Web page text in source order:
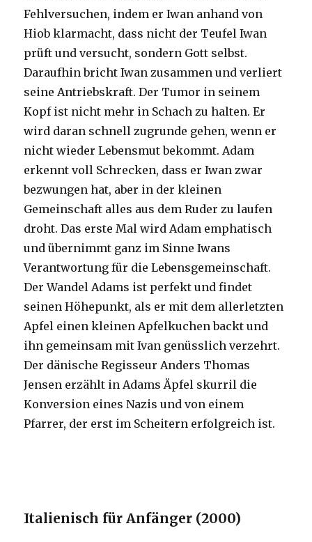
Fehlversuchen, indem er Iwan anhand von
Hiob klarmacht, dass nicht der Teufel Iwan
prüft und versucht, sondern Gott selbst.
Daraufhin bricht Iwan zusammen und verliert
seine Antriebskraft. Der Tumor in seinem
Kopf ist nicht mehr in Schach zu halten. Er
wird daran schnell zugrunde gehen, wenn er
nicht wieder Lebensmut bekommt. Adam
erkennt voll Schrecken, dass er Iwan zwar
bezwungen hat, aber in der kleinen
Gemeinschaft alles aus dem Ruder zu laufen
droht. Das erste Mal wird Adam emphatisch
und übernimmt ganz im Sinne Iwans
Verantwortung für die Lebensgemeinschaft.
Der Wandel Adams ist perfekt und findet
seinen Höhepunkt, als er mit dem allerletzten
Apfel einen kleinen Apfelkuchen backt und
ihn gemeinsam mit Ivan genüsslich verzehrt.
Der dänische Regisseur Anders Thomas
Jensen erzählt in Adams Äpfel skurril die
Konversion eines Nazis und von einem
Pfarrer, der erst im Scheitern erfolgreich ist.
Italienisch für Anfänger (2000)